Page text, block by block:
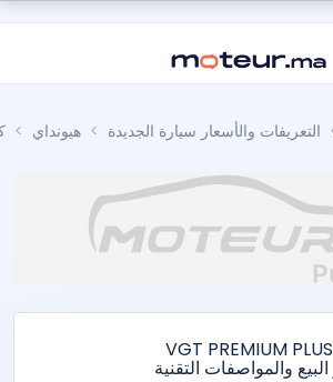
التعريفات والأسعار سيارة الجديدة هيونداي
هيونداي كريتا 1.5 VGT PREMIUM PLUS